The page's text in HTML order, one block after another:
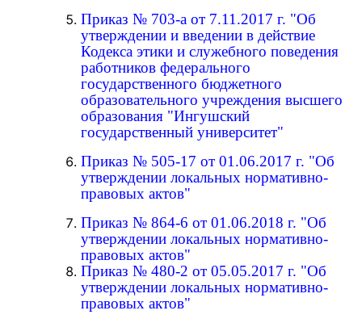
Приказ № 703-а от 7.11.2017 г. "Об
утверждении и введении в действие
Кодекса этики и служебного поведения
работников федерального
государственного бюджетного
образовательного учреждения высшего
образования "Ингушский
государственный университет"
Приказ № 505-17 от 01.06.2017 г. "Об
утверждении локальных нормативно-
правовых актов"
Приказ № 864-6 от 01.06.2018 г. "Об
утверждении локальных нормативно-
правовых актов"
Приказ № 480-2 от 05.05.2017 г. "Об
утверждении локальных нормативно-
правовых актов"